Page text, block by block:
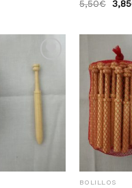
5,50€ 3,85
Añadir
lista
BOLILLOS